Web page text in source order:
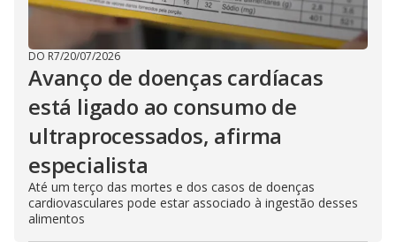
DO R7/20/07/2026
Avanço de doenças cardíacas
está ligado ao consumo de
ultraprocessados, afirma
especialista
Até um terço das mortes e dos casos de doenças
cardiovasculares pode estar associado à ingestão desses
alimentos